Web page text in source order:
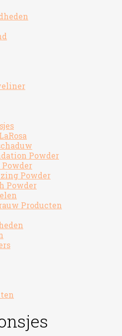
Powder
Powder
Powder
Producten